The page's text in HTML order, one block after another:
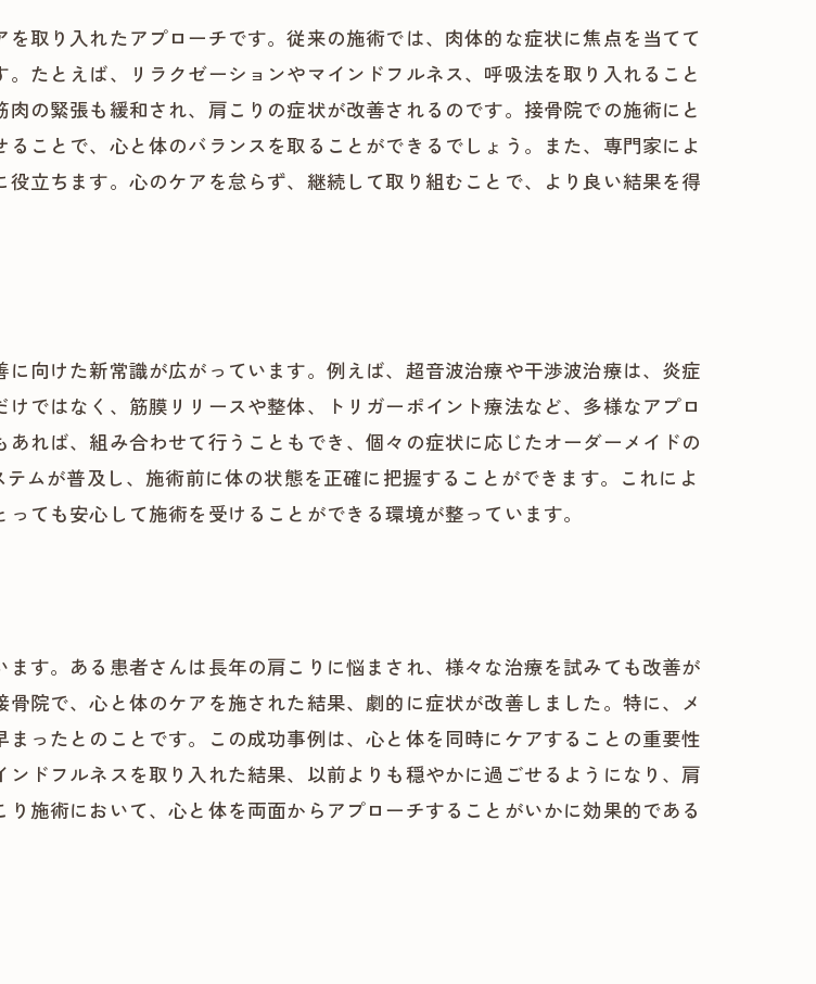
取り入れたアプローチです。従来の施術では、肉体的な症状に焦点を当てて
たとえば、リラクゼーションやマインドフルネス、呼吸法を取り入れること
の緊張も緩和され、肩こりの症状が改善されるのです。接骨院での施術にと
ことで、心と体のバランスを取ることができるでしょう。また、専門家によ
立ちます。心のケアを怠らず、継続して取り組むことで、より良い結果を得
向けた新常識が広がっています。例えば、超音波治療や干渉波治療は、炎症
ではなく、筋膜リリースや整体、トリガーポイント療法など、多様なアプロ
れば、組み合わせて行うこともでき、個々の症状に応じたオーダーメイドの
ムが普及し、施術前に体の状態を正確に把握することができます。これによ
ても安心して施術を受けることができる環境が整っています。
す。ある患者さんは長年の肩こりに悩まされ、様々な治療を試みても改善が
院で、心と体のケアを施された結果、劇的に症状が改善しました。特に、メ
ったとのことです。この成功事例は、心と体を同時にケアすることの重要性
ドフルネスを取り入れた結果、以前よりも穏やかに過ごせるようになり、肩
施術において、心と体を両面からアプローチすることがいかに効果的である